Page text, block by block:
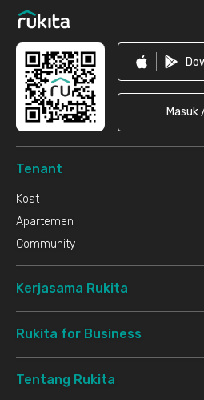
Tenant
Kost
Apartemen
Community
Kerjasama Rukita
Rukita for Business
Tentang Rukita